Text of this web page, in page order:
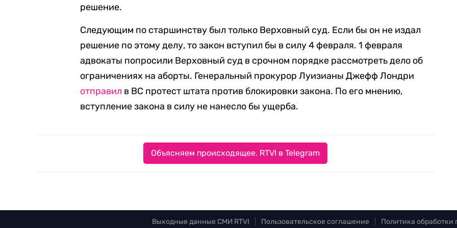
решение.
Следующим по старшинству был только Верховный суд. Если бы он не издал
решение по этому делу, то закон вступил бы в силу 4 февраля. 1 февраля
адвокаты попросили Верховный суд в срочном порядке рассмотреть дело об
ограничениях на аборты. Генеральный прокурор Луизианы Джефф Лондри
отправил в ВС протест штата против блокировки закона. По его мнению,
вступление закона в силу не нанесло бы ущерба.
Объясняем происходящее. RTVI в Telegram
Выходные данные СМИ RTVI Пользовательское соглашение Политика